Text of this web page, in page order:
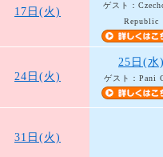
17日(火)
ゲスト：
Republic
24日(火)
25日(水
ゲスト：Pani
31日(火)